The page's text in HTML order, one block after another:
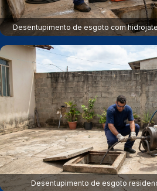
Desentupimento de esgoto com
Desentupimento de esgoto